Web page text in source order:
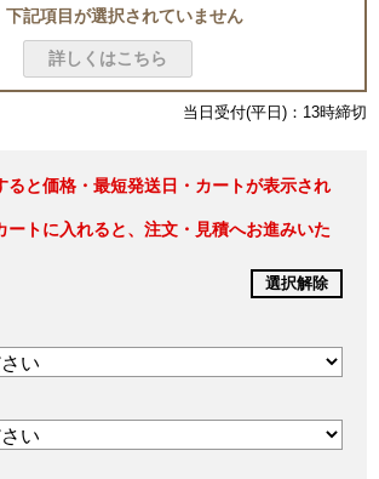
下記項目が選択されていません
詳しくはこちら
当日受付(平日)：13時締切
ると価格・最短発送日・カートが表示され
ートに入れると、注文・見積へお進みいた
選択解除